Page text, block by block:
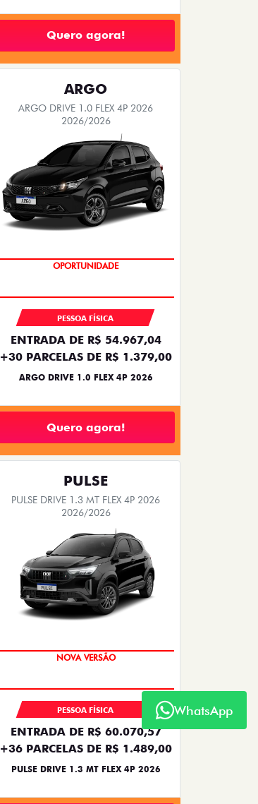
Quero agora!
ARGO
ARGO DRIVE 1.0 FLEX 4P 2026
2026/2026
OPORTUNIDADE
PESSOA FÍSICA
ENTRADA DE R$ 54.967,04
+30 PARCELAS DE R$ 1.379,00
ARGO DRIVE 1.0 FLEX 4P 2026
Quero agora!
PULSE
PULSE DRIVE 1.3 MT FLEX 4P 2026
2026/2026
NOVA VERSÃO
PESSOA FÍSICA
ENTRADA DE R$ 60.070,57
+36 PARCELAS DE R$ 1.489,00
PULSE DRIVE 1.3 MT FLEX 4P 2026
WhatsApp